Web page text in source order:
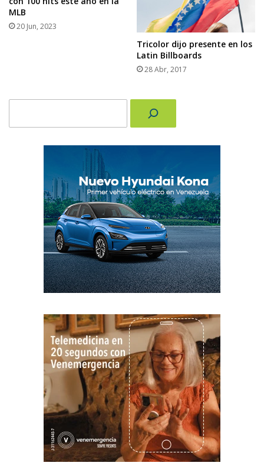
MLB
20 Jun, 2023
Tricolor dijo presente en los
Latin Billboards
28 Abr, 2017